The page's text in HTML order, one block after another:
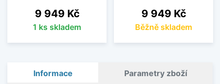
Cena
9 949 Kč
1 ks skladem
Cena
9 949 Kč
Běžně skladem
Informace Parametry zboží